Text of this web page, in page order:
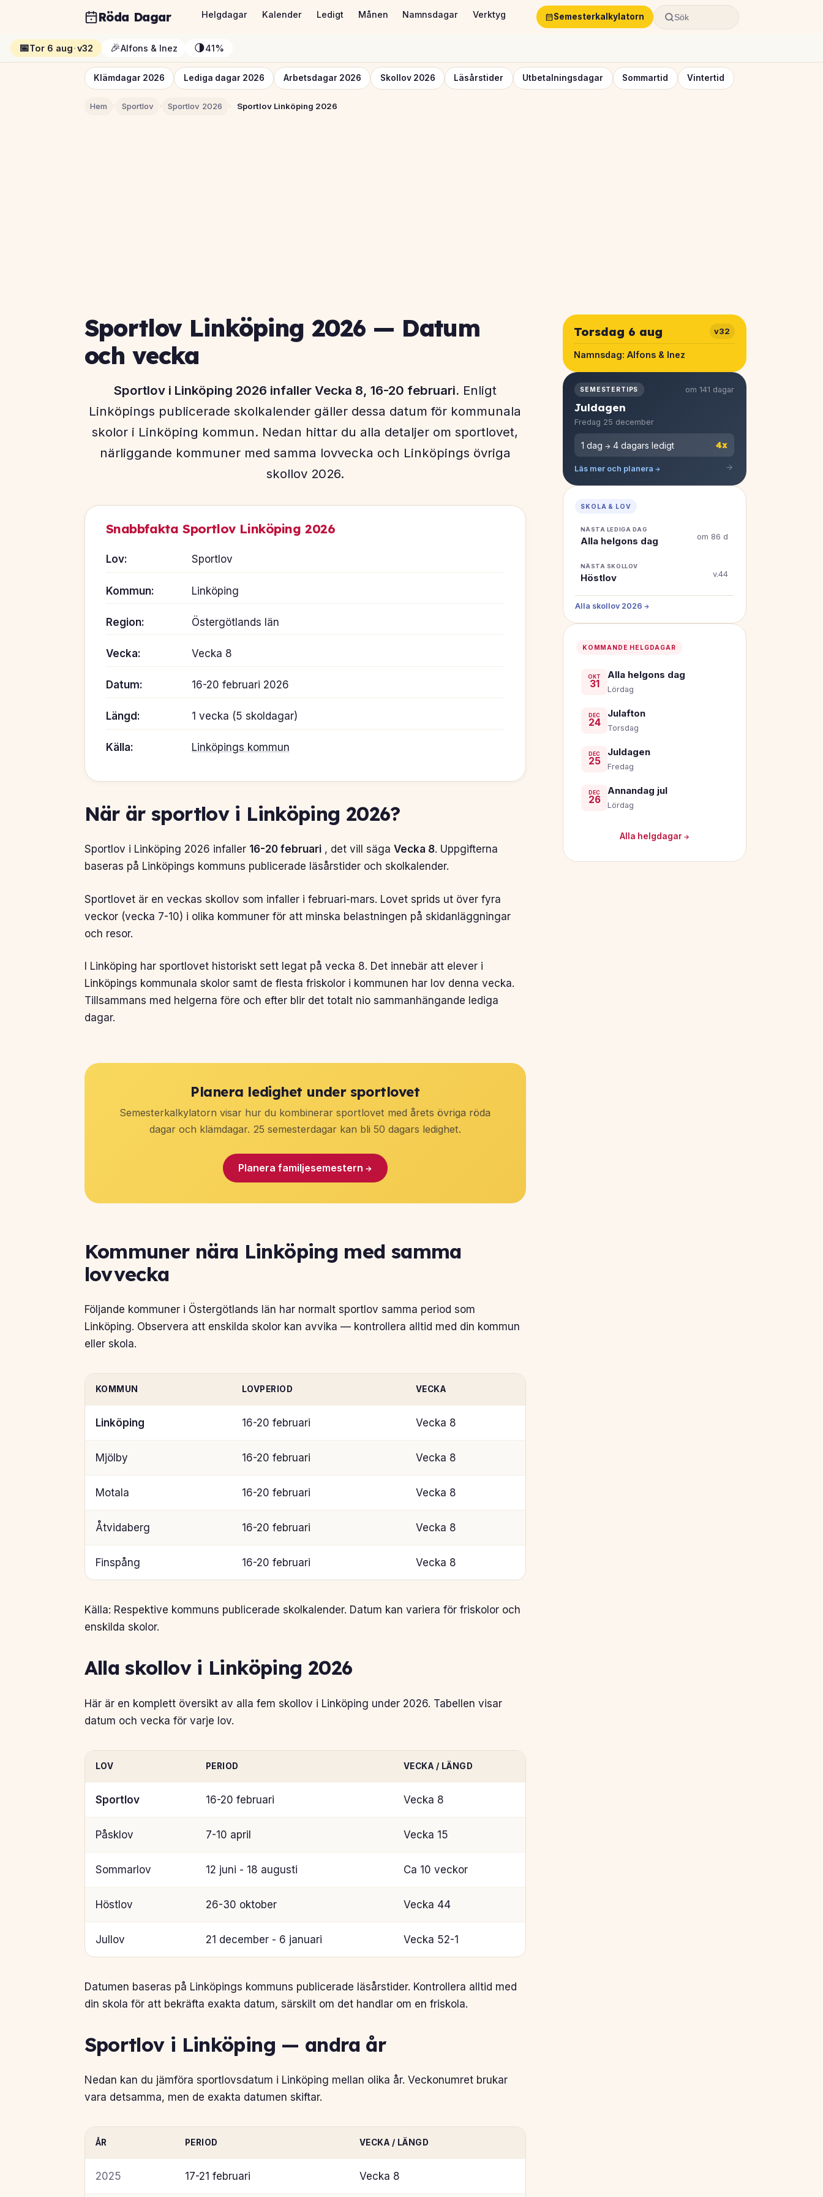
Röda Dagar Helgdagar Kalender Ledigt Månen Namnsdagar Verktyg Semesterkalkylatorn Sök
📅Tor 6 aug·v32 🎉Alfons & Inez 🌗41%
Klämdagar 2026 Lediga dagar 2026 Arbetsdagar 2026 Skollov 2026 Läsårstider Utbetalningsdagar Sommartid Vintertid
Hem › Sportlov › Sportlov 2026 › Sportlov Linköping 2026
Sportlov Linköping 2026 — Datum
och vecka
Sportlov i Linköping 2026 infaller Vecka 8, 16-20 februari. Enligt
Linköpings publicerade skolkalender gäller dessa datum för kommunala
skolor i Linköping kommun. Nedan hittar du alla detaljer om sportlovet,
närliggande kommuner med samma lovvecka och Linköpings övriga
skollov 2026.
Snabbfakta Sportlov Linköping 2026
Lov: Sportlov
Kommun: Linköping
Region: Östergötlands län
Vecka: Vecka 8
Datum: 16-20 februari 2026
Längd: 1 vecka (5 skoldagar)
Källa: Linköpings kommun
När är sportlov i Linköping 2026?
Sportlov i Linköping 2026 infaller 16-20 februari, det vill säga Vecka 8. Uppgifterna
baseras på Linköpings kommuns publicerade läsårstider och skolkalender.
Sportlovet är en veckas skollov som infaller i februari-mars. Lovet sprids ut över fyra
veckor (vecka 7-10) i olika kommuner för att minska belastningen på skidanläggningar
och resor.
I Linköping har sportlovet historiskt sett legat på vecka 8. Det innebär att elever i
Linköpings kommunala skolor samt de flesta friskolor i kommunen har lov denna vecka.
Tillsammans med helgerna före och efter blir det totalt nio sammanhängande lediga
dagar.
Planera ledighet under sportlovet
Semesterkalkylatorn visar hur du kombinerar sportlovet med årets övriga röda
dagar och klämdagar. 25 semesterdagar kan bli 50 dagars ledighet.
Planera familjesemestern →
Kommuner nära Linköping med samma
lovvecka
Följande kommuner i Östergötlands län har normalt sportlov samma period som
Linköping. Observera att enskilda skolor kan avvika — kontrollera alltid med din kommun
eller skola.
KOMMUN LOVPERIOD VECKA
Linköping 16-20 februari Vecka 8
Mjölby 16-20 februari Vecka 8
Motala 16-20 februari Vecka 8
Åtvidaberg 16-20 februari Vecka 8
Finspång 16-20 februari Vecka 8
Källa: Respektive kommuns publicerade skolkalender. Datum kan variera för friskolor och
enskilda skolor.
Alla skollov i Linköping 2026
Här är en komplett översikt av alla fem skollov i Linköping under 2026. Tabellen visar
datum och vecka för varje lov.
LOV PERIOD VECKA / LÄNGD
Sportlov 16-20 februari Vecka 8
Påsklov 7-10 april Vecka 15
Sommarlov 12 juni - 18 augusti Ca 10 veckor
Höstlov 26-30 oktober Vecka 44
Jullov 21 december - 6 januari Vecka 52-1
Datumen baseras på Linköpings kommuns publicerade läsårstider. Kontrollera alltid med
din skola för att bekräfta exakta datum, särskilt om det handlar om en friskola.
Sportlov i Linköping — andra år
Nedan kan du jämföra sportlovsdatum i Linköping mellan olika år. Veckonumret brukar
vara detsamma, men de exakta datumen skiftar.
ÅR PERIOD VECKA / LÄNGD
2025 17-21 februari Vecka 8
Torsdag 6 aug v32
Namnsdag:Alfons & Inez
SEMESTERTIPS om 141 dagar
Juldagen
Fredag 25 december
1 dag → 4 dagars ledigt 4x
Läs mer och planera →
SKOLA & LOV
NÄSTA LEDIGA DAG
Alla helgons dag om 86 d
NÄSTA SKOLLOV
Höstlov v.44
Alla skollov 2026 →
KOMMANDE HELGDAGAR
OKT
31
Alla helgons dag
Lördag
DEC
24
Julafton
Torsdag
DEC
25
Juldagen
Fredag
DEC
26
Annandag jul
Lördag
Alla helgdagar →